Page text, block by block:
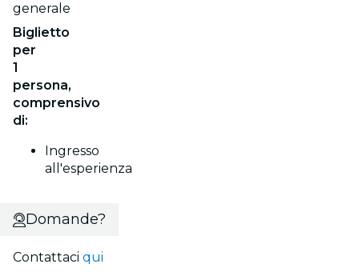
generale
Biglietto
per
1
persona,
comprensivo
di:
Ingresso
all'esperienza
Domande?
Contattaci qui